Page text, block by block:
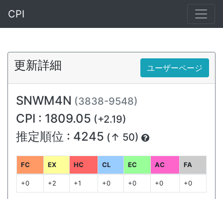
CPI
更新詳細 ユーザーページ
SNWM4N (3838-9548)
CPI : 1809.05 (+2.19)
推定順位 : 4245 (↑ 50)
FC EX HC CL EC AC FA
+0 +2 +1 +0 +0 +0 +0